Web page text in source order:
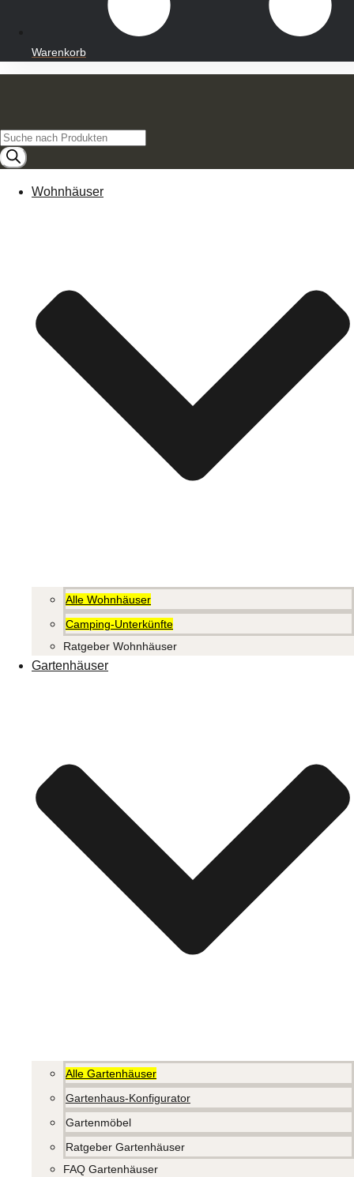
Warenkorb
Products
search
Wohnhäuser
Alle Wohnhäuser
Camping-Unterkünfte
Ratgeber Wohnhäuser
Gartenhäuser
Alle Gartenhäuser
Gartenhaus-Konfigurator
Gartenmöbel
Ratgeber Gartenhäuser
FAQ Gartenhäuser